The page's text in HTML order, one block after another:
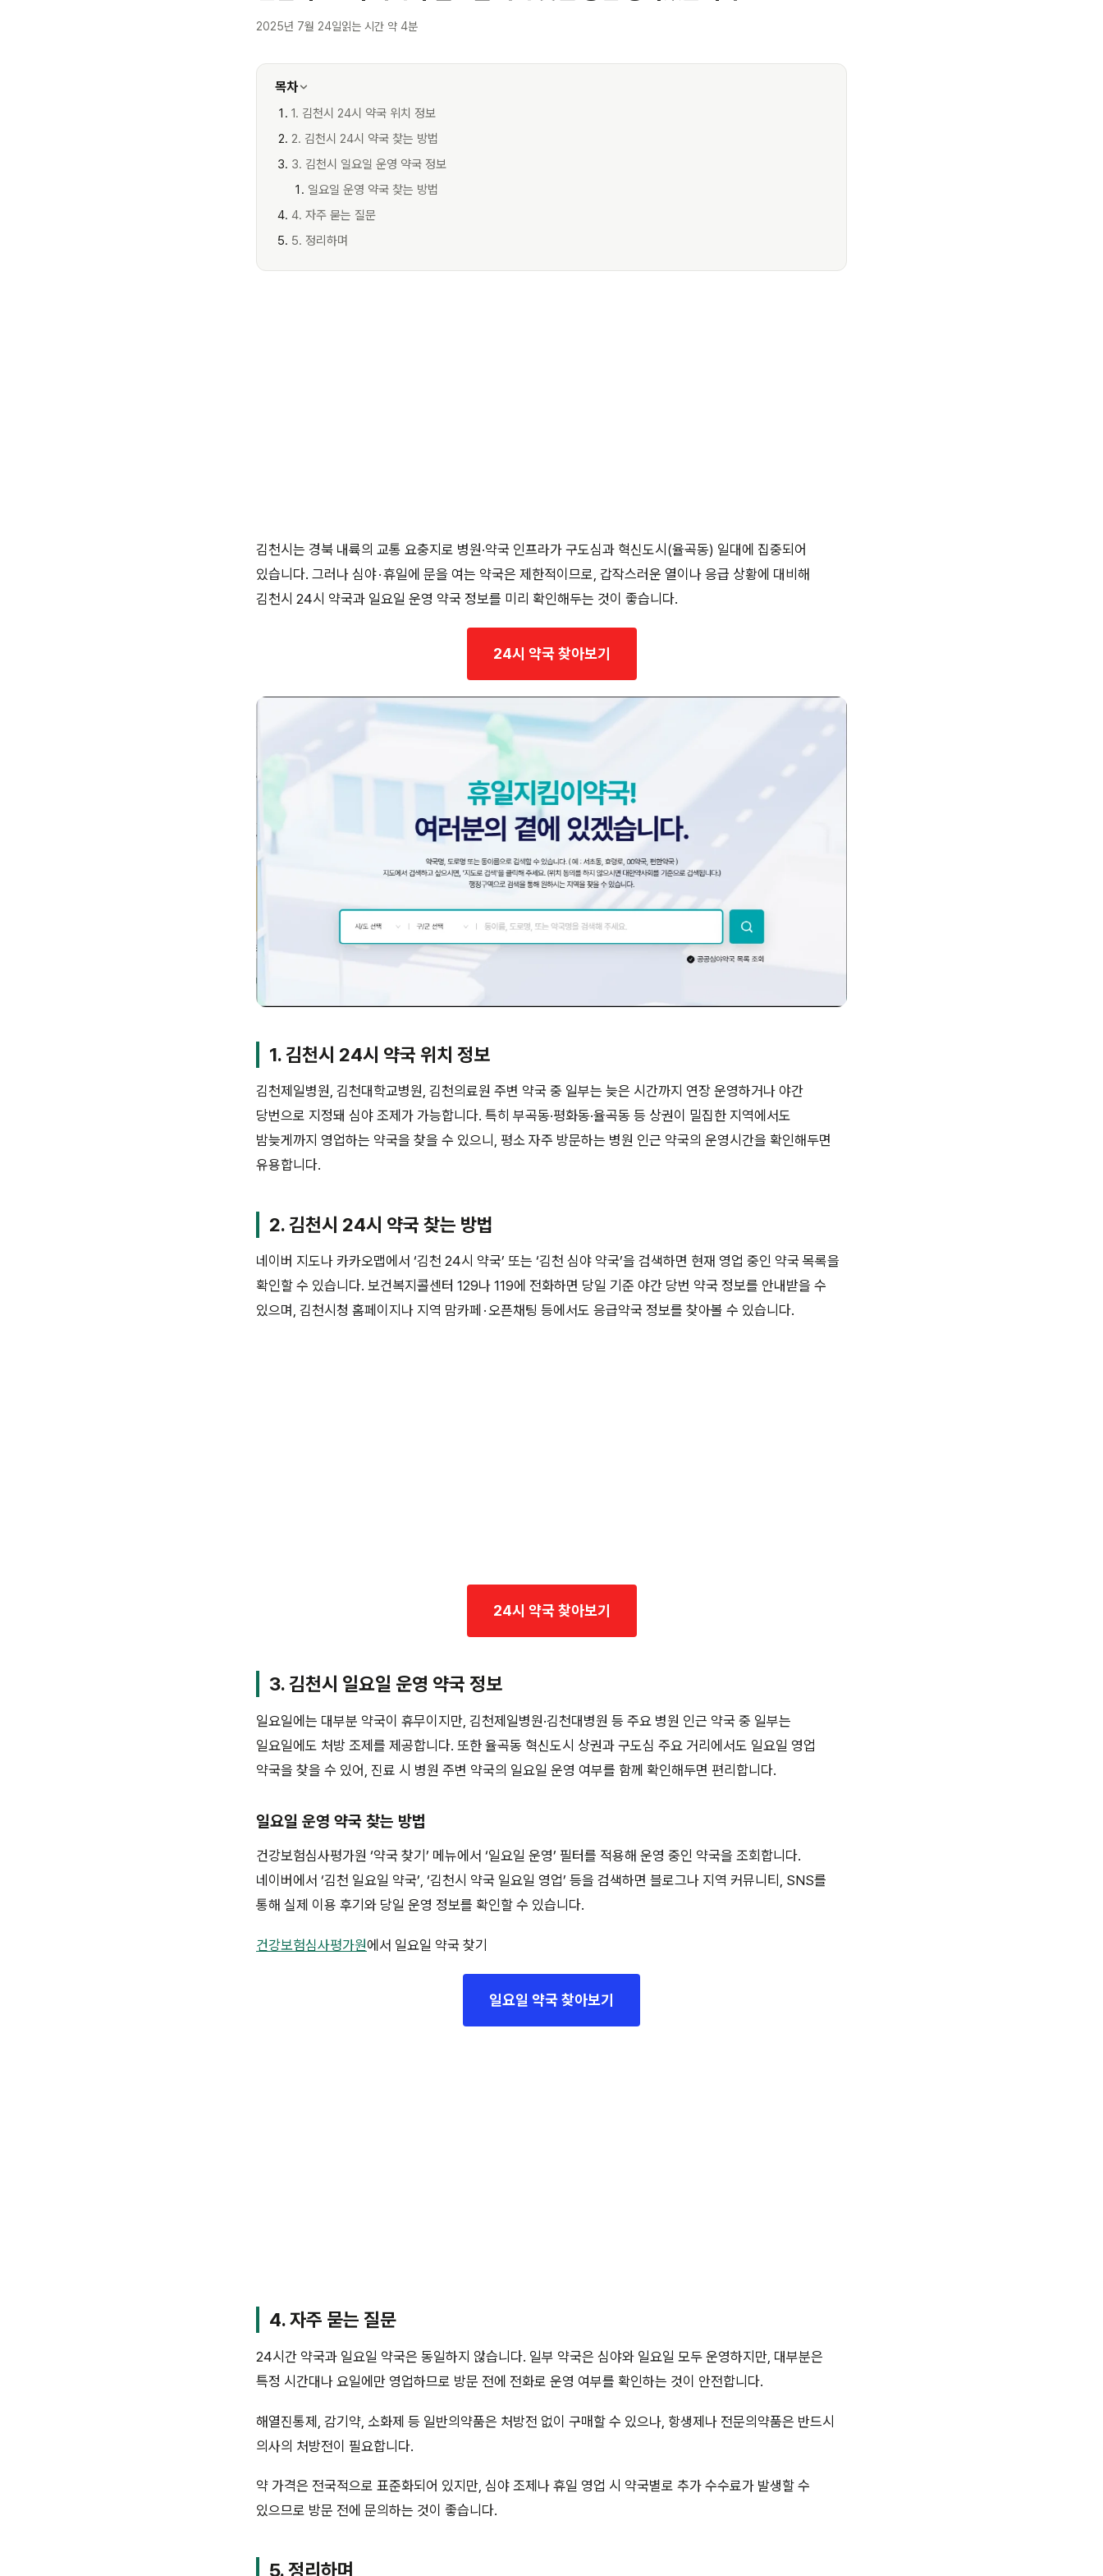
2025년 7월 24일읽는 시간 약 4분
목차
1. 김천시 24시 약국 위치 정보
2. 김천시 24시 약국 찾는 방법
3. 김천시 일요일 운영 약국 정보
일요일 운영 약국 찾는 방법
4. 자주 묻는 질문
5. 정리하며
김천시는 경북 내륙의 교통 요충지로 병원·약국 인프라가 구도심과 혁신도시(율곡동) 일대에 집중되어
있습니다. 그러나 심야 · 휴일에 문을 여는 약국은 제한적이므로, 갑작스러운 열이나 응급 상황에 대비해
김천시 24시 약국과 일요일 운영 약국 정보를 미리 확인해두는 것이 좋습니다.
24시 약국 찾아보기
1. 김천시 24시 약국 위치 정보
김천제일병원, 김천대학교병원, 김천의료원 주변 약국 중 일부는 늦은 시간까지 연장 운영하거나 야간
당번으로 지정돼 심야 조제가 가능합니다. 특히 부곡동·평화동·율곡동 등 상권이 밀집한 지역에서도
밤늦게까지 영업하는 약국을 찾을 수 있으니, 평소 자주 방문하는 병원 인근 약국의 운영시간을 확인해두면
유용합니다.
2. 김천시 24시 약국 찾는 방법
네이버 지도나 카카오맵에서 ‘김천 24시 약국’ 또는 ‘김천 심야 약국’을 검색하면 현재 영업 중인 약국 목록을
확인할 수 있습니다. 보건복지콜센터 129나 119에 전화하면 당일 기준 야간 당번 약국 정보를 안내받을 수
있으며, 김천시청 홈페이지나 지역 맘카페 · 오픈채팅 등에서도 응급약국 정보를 찾아볼 수 있습니다.
24시 약국 찾아보기
3. 김천시 일요일 운영 약국 정보
일요일에는 대부분 약국이 휴무이지만, 김천제일병원·김천대병원 등 주요 병원 인근 약국 중 일부는
일요일에도 처방 조제를 제공합니다. 또한 율곡동 혁신도시 상권과 구도심 주요 거리에서도 일요일 영업
약국을 찾을 수 있어, 진료 시 병원 주변 약국의 일요일 운영 여부를 함께 확인해두면 편리합니다.
일요일 운영 약국 찾는 방법
건강보험심사평가원 ‘약국 찾기’ 메뉴에서 ‘일요일 운영’ 필터를 적용해 운영 중인 약국을 조회합니다.
네이버에서 ‘김천 일요일 약국’, ‘김천시 약국 일요일 영업’ 등을 검색하면 블로그나 지역 커뮤니티, SNS를
통해 실제 이용 후기와 당일 운영 정보를 확인할 수 있습니다.
건강보험심사평가원에서 일요일 약국 찾기
일요일 약국 찾아보기
4. 자주 묻는 질문
24시간 약국과 일요일 약국은 동일하지 않습니다. 일부 약국은 심야와 일요일 모두 운영하지만, 대부분은
특정 시간대나 요일에만 영업하므로 방문 전에 전화로 운영 여부를 확인하는 것이 안전합니다.
해열진통제, 감기약, 소화제 등 일반의약품은 처방전 없이 구매할 수 있으나, 항생제나 전문의약품은 반드시
의사의 처방전이 필요합니다.
약 가격은 전국적으로 표준화되어 있지만, 심야 조제나 휴일 영업 시 약국별로 추가 수수료가 발생할 수
있으므로 방문 전에 문의하는 것이 좋습니다.
5. 정리하며